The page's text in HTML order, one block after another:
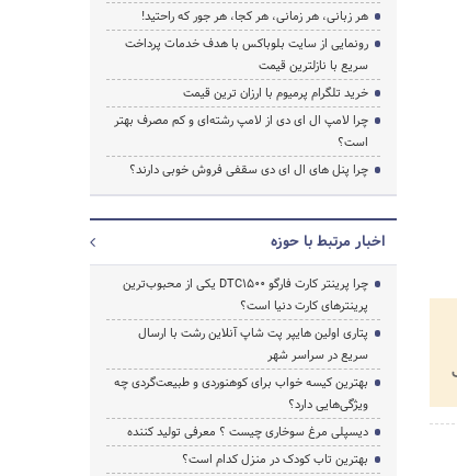
هر زبانی، هر زمانی، هر کجا، هر جور که راحتید!
رونمایی از سایت بلوباکس با هدف خدمات پرداخت
سریع با نازلترین قیمت
خرید تلگرام پرمیوم با ارزان ترین قیمت
چرا لامپ ال ای دی از لامپ رشته‌ای و کم مصرف بهتر
است؟
چرا پنل های ال ای دی سقفی فروش خوبی دارند؟
اخبار مرتبط با حوزه
چرا پرینتر کارت فارگو DTC1500 یکی از محبوب‌ترین
پرینترهای کارت دنیا است؟
پتاری اولین هایپر پت شاپ آنلاین رشت با ارسال
سریع در سراسر شهر
بهترین کیسه خواب برای کوهنوردی و طبیعت‌گردی چه
ویژگی‌هایی دارد؟
دیسپلی مرغ سوخاری چیست ؟ معرفی تولید کننده
بهترین تاب کودک در منزل کدام است؟